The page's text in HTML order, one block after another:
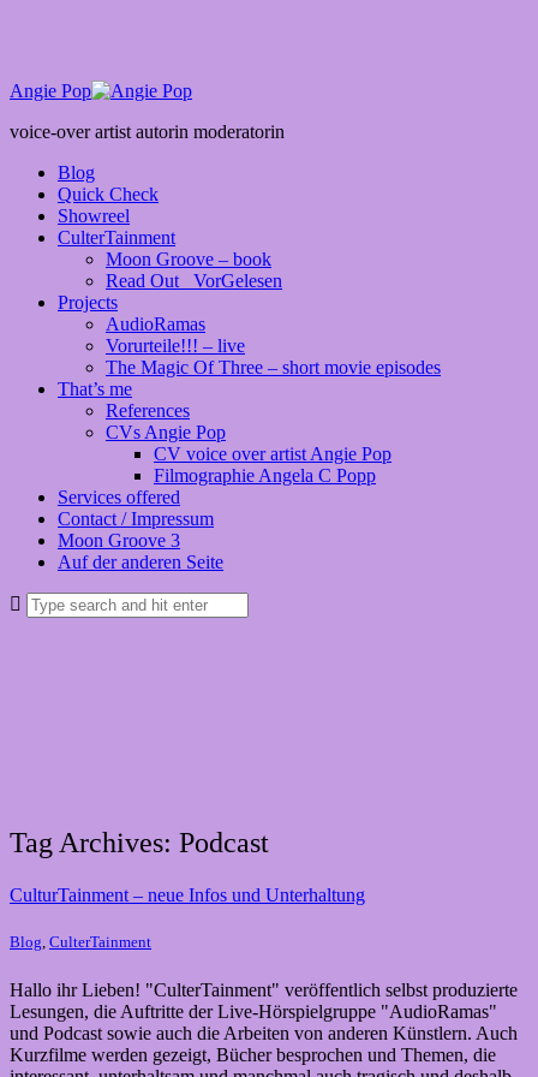
Angie Pop
voice-over artist autorin moderatorin
Blog
Quick Check
Showreel
CulterTainment
Moon Groove – book
Read Out _VorGelesen
Projects
AudioRamas
Vorurteile!!! – live
The Magic Of Three – short movie episodes
That’s me
References
CVs Angie Pop
CV voice over artist Angie Pop
Filmographie Angela C Popp
Services offered
Contact / Impressum
Moon Groove 3
Auf der anderen Seite
Tag Archives: Podcast
CulturTainment – neue Infos und Unterhaltung
Blog, CulterTainment
Hallo ihr Lieben! "CulterTainment" veröffentlich selbst produzierte
Lesungen, die Auftritte der Live-Hörspielgruppe "AudioRamas"
und Podcast sowie auch die Arbeiten von anderen Künstlern. Auch
Kurzfilme werden gezeigt, Bücher besprochen und Themen, die